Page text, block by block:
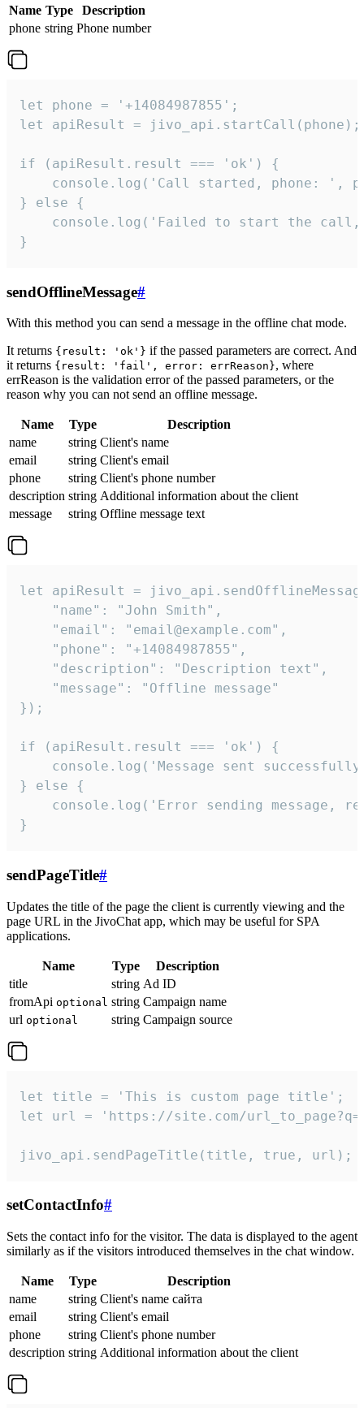
Name Type
Description
phone string Phone number
let phone = '+14084987855';
let apiResult = jivo_api.startCall(phone);
if (apiResult.result === 'ok') {
console.log('Call started, phone: ',
} else {
console.log('Failed to start the
}
sendOfflineMessage#
With this method you can send a message in the offline chat mode.
It returns {result: 'ok'} if the passed parameters are correct. And
it returns {result: 'fail', error: errReason}, where
errReason is the validation error of the passed parameters, or the
reason why you can not send an offline message.
Name Type
Description
name
string Client's name
email
string Client's email
phone
string Client's phone number
description string Additional information about the client
message
string Offline message text
let apiResult =
    "name": "John Smith",
    "email": "email@example.com",
    "phone": "+14084987855",
    "description": "Description text",
    "message": "Offline message"
});
if (apiResult.result === 'ok') {
console.log('Message sent
} else {
console.log('Error sending message,
}
sendPageTitle#
Updates the title of the page the client is currently viewing and the
page URL in the JivoChat app, which may be useful for SPA
applications.
Name Type
Description
title
string Ad ID
fromApi optional string Campaign name
url optional string Campaign source
let title = 'This is custom page title';
let url = 'https://site.com/
jivo_api.sendPageTitle(title, true, url);
setContactInfo#
Sets the contact info for the visitor. The data is displayed to the agent
similarly as if the visitors introduced themselves in the chat window.
Name Type
Description
name
string Client's name сайта
email
string Client's email
phone
string Client's phone number
description string Additional information about the client